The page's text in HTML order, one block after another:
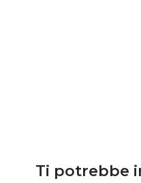
Ti potrebbe